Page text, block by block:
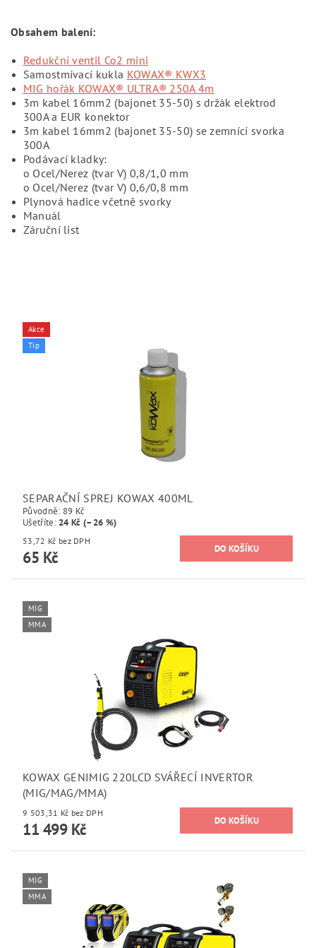
Obsahem balení:
Redukční ventil Co2 mini
Samostmívací kukla KOWAX® KWX3
MIG hořák KOWAX® ULTRA® 250A 4m
3m kabel 16mm2 (bajonet 35-50) s držák elektrod
300A a EUR konektor
3m kabel 16mm2 (bajonet 35-50) se zemnící svorka
300A
Podávací kladky:
o Ocel/Nerez (tvar V) 0,8/1,0 mm
o Ocel/Nerez (tvar V) 0,6/0,8 mm
Plynová hadice včetně svorky
Manuál
Záruční list
Akce
Tip
SEPARAČNÍ SPREJ KOWAX 400ML
Původně: 89 Kč
Ušetříte: 24 Kč (–26 %)
53,72 Kč bez DPH
65 Kč
MIG
MMA
KOWAX GENIMIG 220LCD SVÁŘECÍ INVERTOR
(MIG/MAG/MMA)
9 503,31 Kč bez DPH
11 499 Kč
MIG
MMA